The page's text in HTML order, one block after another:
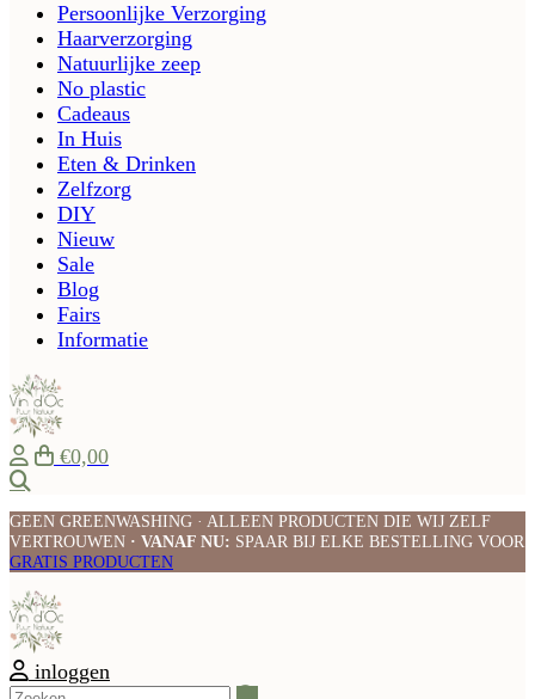
Persoonlijke Verzorging
Haarverzorging
Natuurlijke zeep
No plastic
Cadeaus
In Huis
Eten & Drinken
Zelfzorg
DIY
Nieuw
Sale
Blog
Fairs
Informatie
€0,00
GEEN GREENWASHING · ALLEEN PRODUCTEN DIE WIJ ZELF
VERTROUWEN · VANAF NU: SPAAR BIJ ELKE BESTELLING VOOR
GRATIS PRODUCTEN
inloggen